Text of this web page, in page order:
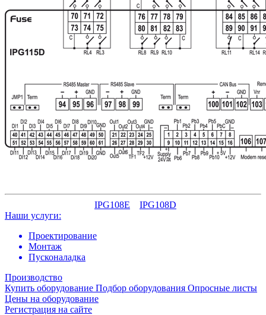
IPG108E
IPG108D
Наши услуги:
Проектирование
Монтаж
Пусконаладка
Производство
Купить оборудование Подбор оборудования Опросные листы
Цены на оборудование
Регистрация на сайте